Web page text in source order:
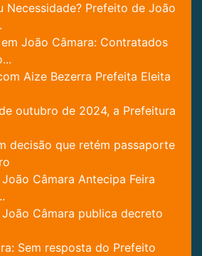
Necessidade? Prefeito de João
João Câmara: Contratados
Aize Bezerra Prefeita Eleita
outubro de 2024, a Prefeitura
decisão que retém passaporte
Câmara Antecipa Feira
Câmara publica decreto
Sem resposta do Prefeito